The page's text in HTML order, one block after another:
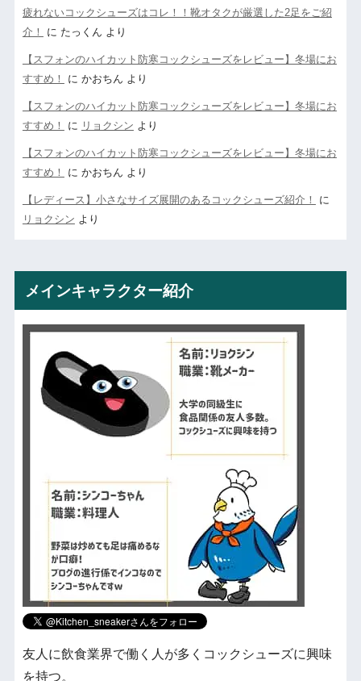
疲れないコックシューズはコレ！！靴オタクが厳選した2足をご紹
介！
に たっくん より
【スフォンのハイカット防寒コックシューズをレビュー】冬場にお
すすめ！
に かおちん より
【スフォンのハイカット防寒コックシューズをレビュー】冬場にお
すすめ！
に リョクシン より
【スフォンのハイカット防寒コックシューズをレビュー】冬場にお
すすめ！
に かおちん より
【レディース】小さなサイズ展開のあるコックシューズ紹介！
に
リョクシン より
メインキャラクター紹介
友人に飲食業界で働く人が多くコックシューズに興味
を持つ。